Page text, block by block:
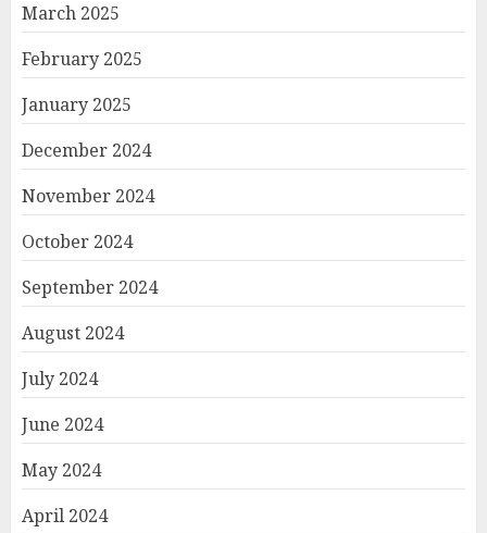
March 2025
February 2025
January 2025
December 2024
November 2024
October 2024
September 2024
August 2024
July 2024
June 2024
May 2024
April 2024